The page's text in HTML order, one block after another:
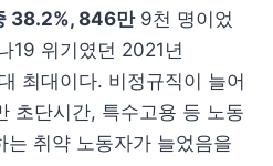
38.2%, 846만9천 명이었
19 위기였던 2021년
최대이다. 비정규직이 늘어
초단시간, 특수고용 등 노동
는 취약 노동자가 늘었음을